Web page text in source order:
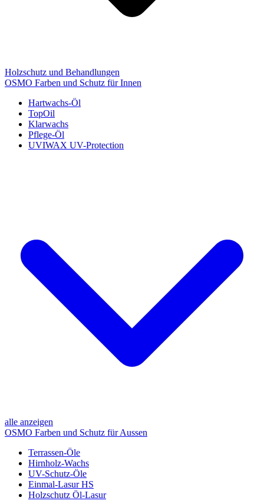
Holzschutz und Behandlungen
OSMO Farben und Schutz für Innen
Hartwachs-Öl
TopOil
Klarwachs
Pflege-Öl
UVIWAX UV-Protection
alle anzeigen
OSMO Farben und Schutz für Aussen
Terrassen-Öle
Hirnholz-Wachs
UV-Schutz-Öle
Einmal-Lasur HS
Holzschutz Öl-Lasur